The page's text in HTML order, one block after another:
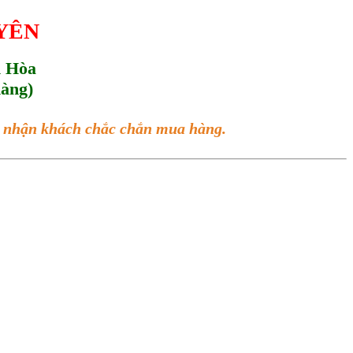
Hòa
khách chắc chắn mua hàng.